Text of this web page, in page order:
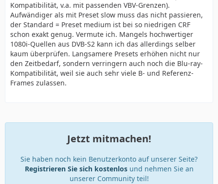
Kompatibilität, v.a. mit passenden VBV-Grenzen).
Aufwändiger als mit Preset slow muss das nicht passieren,
der Standard = Preset medium ist bei so niedrigen CRF
schon exakt genug. Vermute ich. Mangels hochwertiger
1080i-Quellen aus DVB-S2 kann ich das allerdings selber
kaum überprüfen. Langsamere Presets erhöhen nicht nur
den Zeitbedarf, sondern verringern auch noch die Blu-ray-
Kompatibilität, weil sie auch sehr viele B- und Referenz-
Frames zulassen.
Jetzt mitmachen!
Sie haben noch kein Benutzerkonto auf unserer Seite?
Registrieren Sie sich kostenlosund nehmen Sie an
unserer Community teil!